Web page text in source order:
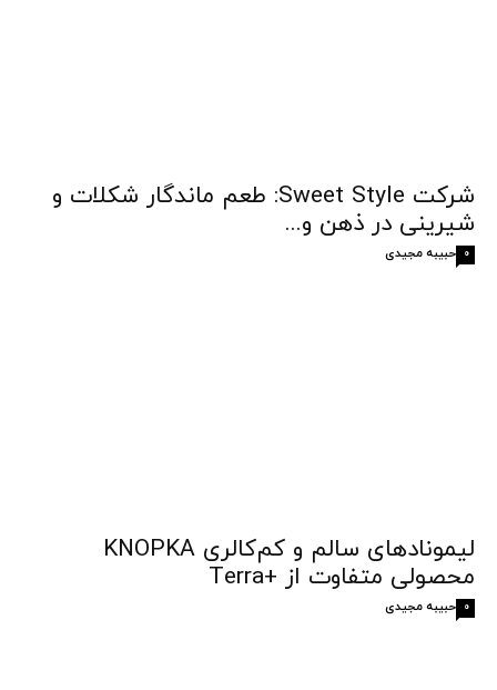
شرکت Sweet Style: طعم ماندگار شکلات و
شیرینی در ذهن و...
حبیبه مجیدی 0
لیمونادهای سالم و کم‌کالری KNOPKA
محصولی متفاوت از +Terra
حبیبه مجیدی 0